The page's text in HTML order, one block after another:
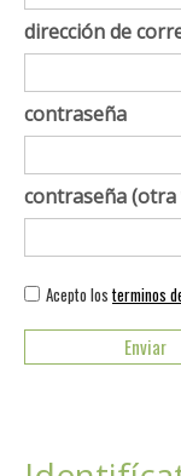
dirección de
contraseña
contraseña (otra
Acepto los terminos